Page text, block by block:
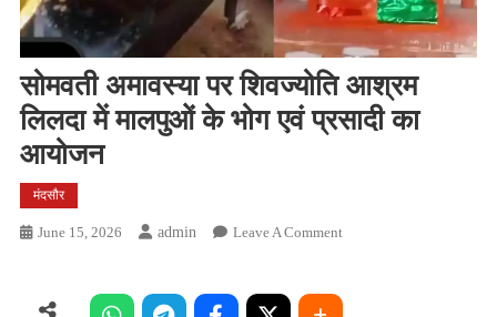
सोमवती अमावस्या पर शिवज्योति आश्रम
लिलदा में मालपुओं के भोग एवं प्रसादी का
आयोजन
मंदसौर
June 15, 2026 Admin Leave A CommentOn
पर